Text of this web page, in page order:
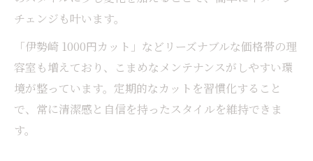
チェンジも叶います。
「伊勢崎 1000円カット」などリーズナブルな価格帯の理
容室も増えており、こまめなメンテナンスがしやすい環
境が整っています。定期的なカットを習慣化すること
で、常に清潔感と自信を持ったスタイルを維持できま
す。